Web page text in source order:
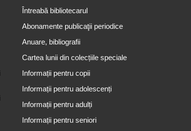
Întreabă bibliotecarul
Abonamente publicaţii periodice
Anuare, bibliografii
Cartea lunii din colecțiile speciale
Informații pentru copii
Informații pentru adolescenți
Informații pentru adulți
Informații pentru seniori